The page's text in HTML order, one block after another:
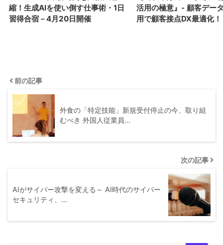
縮！生成AIを使い倒す仕事術・1日
習得合宿－4月20日開催
活用の極意』- 顧客デー
用で顧客接点DX最適化！
前の記事
外食の「特定技能」新規受付停止の今、取り組
むべき 外国人従業員…
次の記事
AIがサイバー攻撃を変える～ AI時代のサイバー
セキュリティ、…